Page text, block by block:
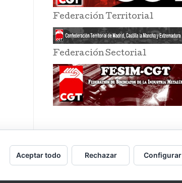
Federación Territorial
Federación Sectorial
Aceptar todo Rechazar Configurar